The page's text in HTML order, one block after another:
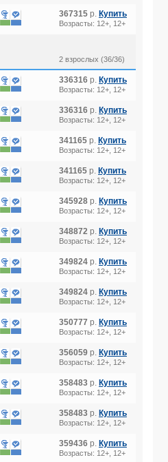
367315 р. Купить
Возрасты: 12+, 12+
2 взрослых (36/36)
336316 р. Купить
Возрасты: 12+, 12+
336316 р. Купить
Возрасты: 12+, 12+
341165 р. Купить
Возрасты: 12+, 12+
341165 р. Купить
Возрасты: 12+, 12+
345928 р. Купить
Возрасты: 12+, 12+
348872 р. Купить
Возрасты: 12+, 12+
349824 р. Купить
Возрасты: 12+, 12+
349824 р. Купить
Возрасты: 12+, 12+
350777 р. Купить
Возрасты: 12+, 12+
356059 р. Купить
Возрасты: 12+, 12+
358483 р. Купить
Возрасты: 12+, 12+
358483 р. Купить
Возрасты: 12+, 12+
359436 р. Купить
Возрасты: 12+, 12+